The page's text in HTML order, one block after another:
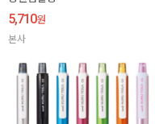
5,710원
본사